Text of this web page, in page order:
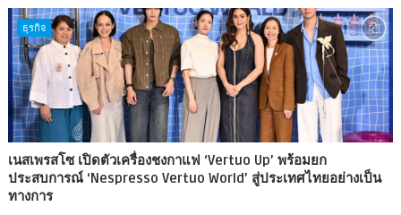
ธุรกิจ
เนสเพรสโซ เปิดตัวเครื่องชงกาแฟ ‘Vertuo Up’ พร้อมยก
ประสบการณ์ ‘Nespresso Vertuo World’ สู่ประเทศไทยอย่างเป็น
ทางการ